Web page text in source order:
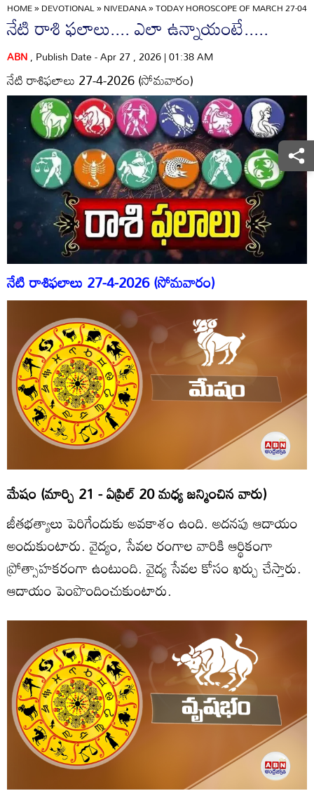
HOME»DEVOTIONAL»NIVEDANA»TODAY HOROSCOPE OF MARCH 27-04-
నేటి రాశి ఫలాలు.... ఎలా ఉన్నాయంటే.....
ABN, Publish Date - Apr 27 , 2026 | 01:38 AM
నేటి రాశిఫలాలు 27-4-2026 (సోమవారం)
నేటి రాశిఫలాలు 27-4-2026 (సోమవారం)
మేషం (మార్చి 21 - ఏప్రిల్‌ 20 మధ్య జన్మించిన వారు)
జీతభత్యాలు పెరిగేందుకు అవకాశం ఉంది. అదనపు ఆదాయం
అందుకుంటారు. వైద్యం, సేవల రంగాల వారికి ఆర్థికంగా
ప్రోత్సాహకరంగా ఉంటుంది. వైద్య సేవల కోసం ఖర్చు చేస్తారు.
ఆదాయం పెంపొందించుకుంటారు.